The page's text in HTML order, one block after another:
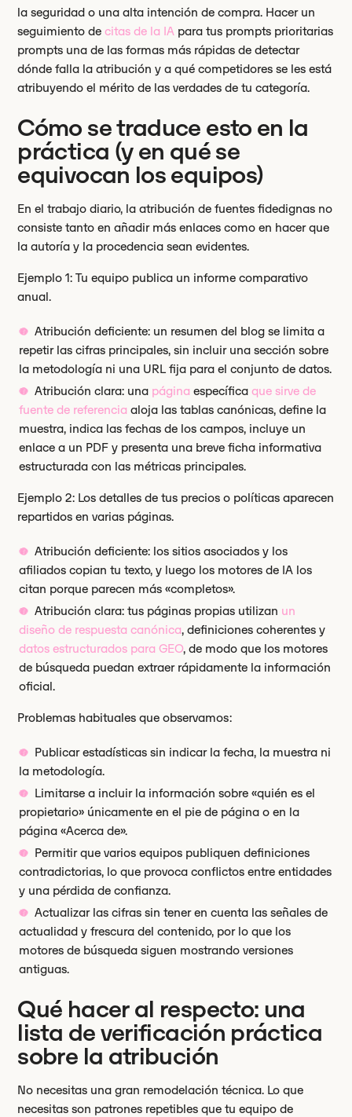
la seguridad o una alta intención de compra. Hacer un
seguimiento decitas de la IA para tus prompts prioritarias
prompts una de las formas más rápidas de detectar
dónde falla la atribución y a qué competidores se les está
atribuyendo el mérito de las verdades de tu categoría.
Cómo se traduce esto en la
práctica (y en qué se
equivocan los equipos)
En el trabajo diario, la atribución de fuentes fidedignas no
consiste tanto en añadir más enlaces como en hacer que
la autoría y la procedencia sean evidentes.
Ejemplo 1: Tu equipo publica un informe comparativo
anual.
Atribución deficiente: un resumen del blog se limita a
repetir las cifras principales, sin incluir una sección sobre
la metodología ni una URL fija para el conjunto de datos.
Atribución clara: una página específicaque sirve de
fuente de referencia aloja las tablas canónicas, define la
muestra, indica las fechas de los campos, incluye un
enlace a un PDF y presenta una breve ficha informativa
estructurada con las métricas principales.
Ejemplo 2: Los detalles de tus precios o políticas aparecen
repartidos en varias páginas.
Atribución deficiente: los sitios asociados y los
afiliados copian tu texto, y luego los motores de IA los
citan porque parecen más «completos».
Atribución clara: tus páginas propias utilizan un
diseño de respuesta canónica, definiciones coherentes y
datos estructurados para GEO, de modo que los motores
de búsqueda puedan extraer rápidamente la información
oficial.
Problemas habituales que observamos:
Publicar estadísticas sin indicar la fecha, la muestra ni
la metodología.
Limitarse a incluir la información sobre «quién es el
propietario» únicamente en el pie de página o en la
página «Acerca de».
Permitir que varios equipos publiquen definiciones
contradictorias, lo que provoca conflictos entre entidades
y una pérdida de confianza.
Actualizar las cifras sin tener en cuenta las señales de
actualidad y frescura del contenido, por lo que los
motores de búsqueda siguen mostrando versiones
antiguas.
Qué hacer al respecto: una
lista de verificación práctica
sobre la atribución
No necesitas una gran remodelación técnica. Lo que
necesitas son patrones repetibles que tu equipo de